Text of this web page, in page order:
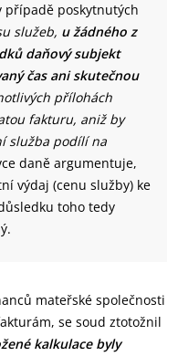
případě poskytnutých
služeb, u žádného z
daňový subjekt
čas ani skutečnou
přílohách
fakturu, aniž by
služba podílí na
daně argumentuje,
výdaj (cenu služby) ke
toho tedy
mateřské společnosti
se soud ztotožnil
kalkulace byly